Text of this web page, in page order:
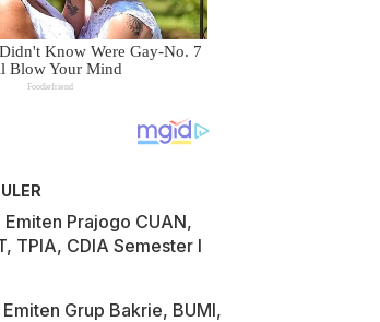
Prajogo CUAN,
TPIA, CDIA Semester I
Grup Bakrie, BUMI,